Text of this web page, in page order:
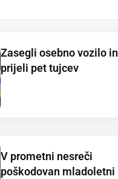
Zasegli osebno vozilo in
prijeli pet tujcev
V prometni nesreči
poškodovan mladoletni